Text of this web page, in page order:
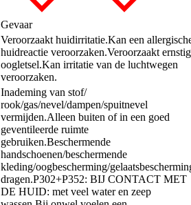
Gevaar
Veroorzaakt huidirritatie.Kan een
huidreactie veroorzaken.Veroorzaakt ernstig
oogletsel.Kan irritatie van de luchtwegen
veroorzaken.
Inademing van stof/
rook/gas/nevel/dampen/spuitnevel
vermijden.Alleen buiten of in een goed
geventileerde ruimte
gebruiken.Beschermende
handschoenen/beschermende
kleding/oogbescherming/
dragen.P302+P352: BIJ CONTACT MET
DE HUID: met veel water en zeep